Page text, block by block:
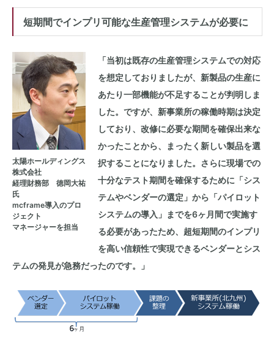
短期間でインプリ可能な生産管理システムが必要に
太陽ホールディングス
株式会社
経理財務部 徳岡大祐
氏
mcframe導入のプロ
ジェクト
マネージャーを担当
「当初は既存の生産管理システムでの対応
を想定しておりましたが、新製品の生産に
あたり一部機能が不足することが判明しま
した。ですが、新事業所の稼働時期は決定
しており、改修に必要な期間を確保出来な
かったことから、まったく新しい製品を選
択することになりました。さらに現場での
十分なテスト期間を確保するために「シス
テムやベンダーの選定」から「パイロット
システムの導入」までを6ヶ月間で実施す
る必要があったため、超短期間のインプリ
を高い信頼性で実現できるベンダーとシス
テムの発見が急務だったのです。」